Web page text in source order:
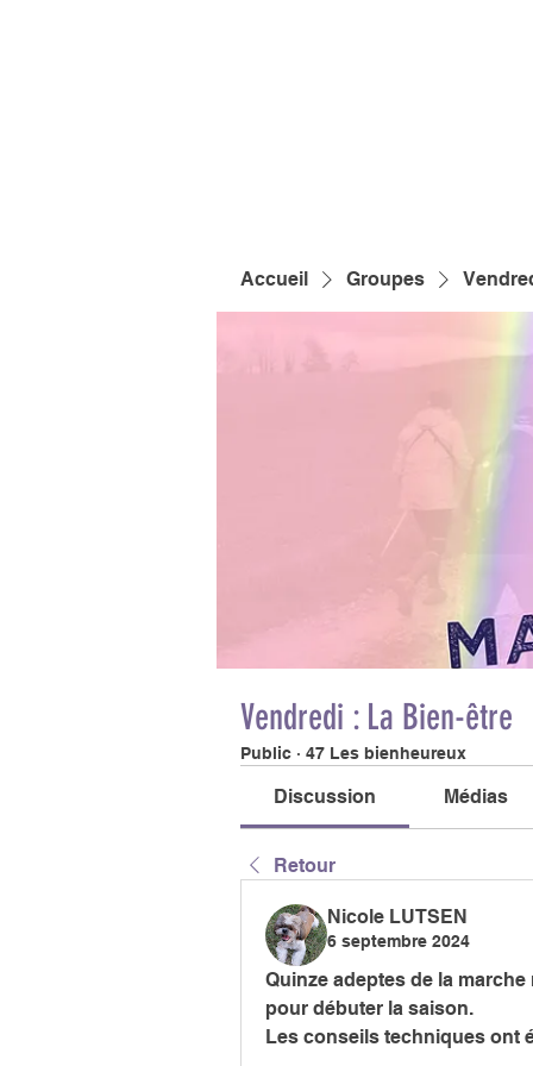
Accueil Groupes
Vendredi : La Bien-être
Public · 47 Les bienheureux
Discussion Médias
Retour
Nicole LUTSEN
6 septembre 2024
Quinze adeptes de la
pour débuter la saison.
Les conseils techniques ont